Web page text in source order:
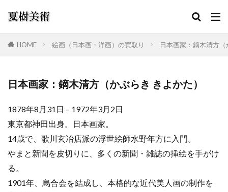
HOME 絵画（日本画・洋画）の買取り 日本画家：鏑木清方
日本画家：鏑木清方（かぶらき きよかた）
1878年8月31日 – 1972年3月2日
東京都神田出身。日本画家。
14歳で、歌川玄冶店派の浮世絵師水野年方に入門。
やまと新聞を皮切りに、多くの新聞・雑誌の挿絵を手がけ
る。
1901年、烏合会を結成し、本格的な近代美人画の制作を
カテゴリー
検索